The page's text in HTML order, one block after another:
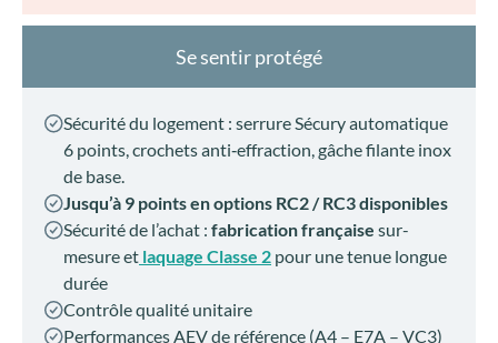
Se sentir protégé
Sécurité du logement : serrure Sécury automatique
6 points, crochets anti‑effraction, gâche filante inox
de base.
Jusqu’à 9 points en options RC2 / RC3 disponibles
Sécurité de l’achat : fabrication française sur-
mesure et laquage Classe 2 pour une tenue longue
durée
Contrôle qualité unitaire
Performances AEV de référence (A4 – E7A – VC3)